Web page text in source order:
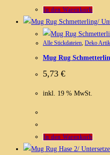
In den Warenkorb
Alle Stickdateien, Deko
Mug Rug
5,73 €
inkl. 19 % MwSt.
In den Warenkorb